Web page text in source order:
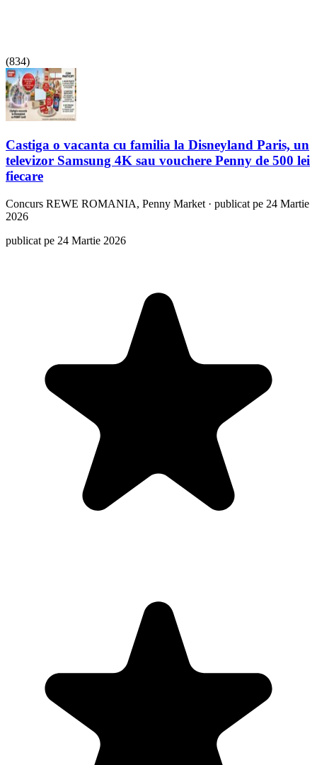
(834)
Castiga o vacanta cu familia la Disneyland Paris, un
televizor Samsung 4K sau vouchere Penny de 500 lei
fiecare
Concurs REWE ROMANIA, Penny Market · publicat pe 24 Martie
2026
publicat pe 24 Martie 2026